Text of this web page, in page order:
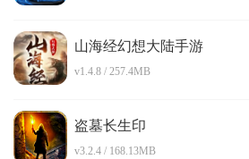
山海经幻想大陆手游
v1.4.8 / 257.4MB
盗墓长生印
v3.2.4 / 168.13MB